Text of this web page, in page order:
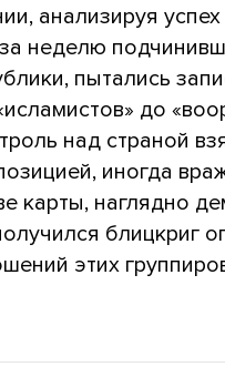
анализируя
неделю
пытались
до
над страной
иногда
карты, наглядно
блицкриг
этих